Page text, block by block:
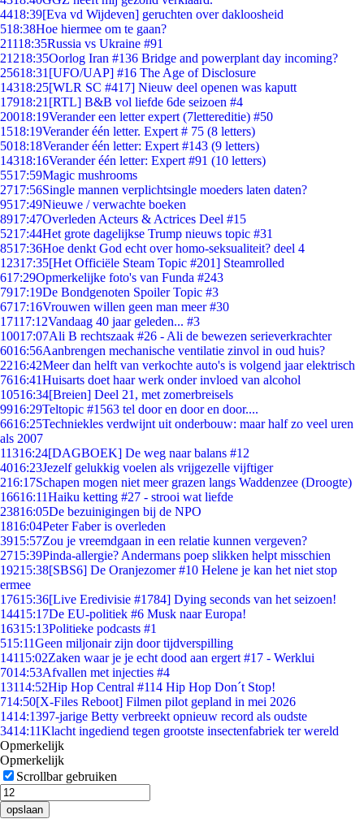
4418:39[Eva vd Wijdeven] geruchten over dakloosheid
518:38Hoe hiermee om te gaan?
21118:35Russia vs Ukraine #91
21218:35Oorlog Iran #136 Bridge and powerplant day incoming?
25618:31 [UFO/UAP] #16 The Age of Disclosure
14318:25[WLR SC #417] Nieuw deel openen was kaputt
17918:21 [RTL] B&B vol liefde 6de seizoen #4
20018:19Verander een letter expert (7lettereditie) #50
1518:19Verander één letter. Expert # 75 (8 letters)
5018:18Verander één letter: Expert #143 (9 letters)
14318:16Verander één letter: Expert #91 (10 letters)
5517:59Magic mushrooms
2717:56Single mannen verplichtsingle moeders laten daten?
9517:49Nieuwe / verwachte boeken
8917:47Overleden Acteurs & Actrices Deel #15
5217:44Het grote dagelijkse Trump nieuws topic #31
8517:36Hoe denkt God echt over homo-seksualiteit? deel 4
12317:35[Het Officiële Steam Topic #201] Steamrolled
617:29Opmerkelijke foto's van Funda #243
7917:19De Bondgenoten Spoiler Topic #3
6717:16Vrouwen willen geen man meer #30
17117:12Vandaag 40 jaar geleden... #3
10017:07Ali B rechtszaak #26 - Ali de bewezen serieverkrachter
6016:56Aanbrengen mechanische ventilatie zinvol in oud huis?
2216:42Meer dan helft van verkochte auto's is volgend jaar elektrisch
7616:41Huisarts doet haar werk onder invloed van alcohol
10516:34[Breien] Deel 21, met zomerbreisels
9916:29Teltopic #1563 tel door en door en door....
6616:25Techniekles verdwijnt uit onderbouw: maar half zo veel uren
als 2007
11316:24[DAGBOEK] De weg naar balans #12
4016:23Jezelf gelukkig voelen als vrijgezelle vijftiger
216:17Schapen mogen niet meer grazen langs Waddenzee (Droogte)
16616:11Haiku ketting #27 - strooi wat liefde
23816:05De bezuinigingen bij de NPO
1816:04Peter Faber is overleden
3915:57Zou je vreemdgaan in een relatie kunnen vergeven?
2715:39Pinda-allergie? Andermans poep slikken helpt misschien
19215:38[SBS6] De Oranjezomer #10 Helene je kan het niet stop
ermee
17615:36[Live Eredivisie #1784] Dying seconds van het seizoen!
14415:17De EU-politiek #6 Musk naar Europa!
16315:13Politieke podcasts #1
515:11Geen miljonair zijn door tijdverspilling
14115:02Zaken waar je je echt dood aan ergert #17 - Werklui
7014:53Afvallen met injecties #4
13114:52Hip Hop Central #114 Hip Hop Don´t Stop!
714:50[X-Files Reboot] Filmen pilot gepland in mei 2026
1414:1397-jarige Betty verbreekt opnieuw record als oudste
3414:11Klacht ingediend tegen grootste insectenfabriek ter wereld
Opmerkelijk
Opmerkelijk
Scrollbar gebruiken
opslaan